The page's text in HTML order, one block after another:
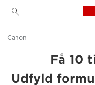
Canon
Få 10
Udfyld